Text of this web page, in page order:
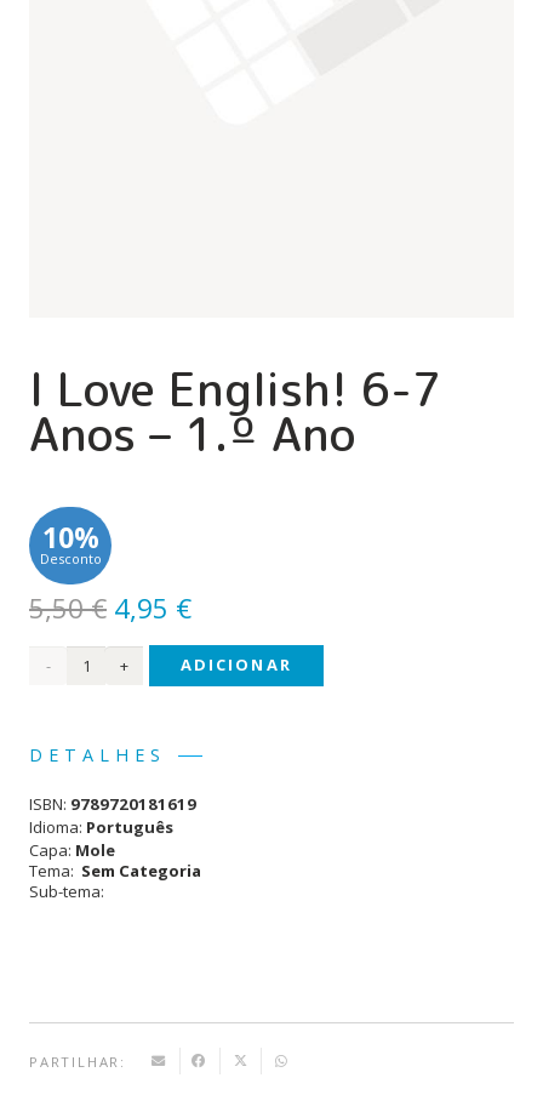
I Love English! 6-7
Anos – 1.º Ano
10%
Desconto
5,50€ O
preço
original
5,50 €.
4,95 €O
preço
atual
Quantidade
6-7
Anos
- 1.º
ADICIONAR
DETALHES
ISBN: 9789720181619
Idioma: Português
Capa: Mole
Tema: Sem Categoria
Sub-tema:
PARTILHAR: